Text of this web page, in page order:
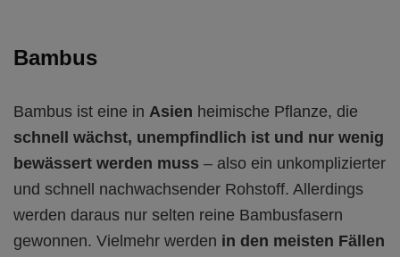
Bambus
Bambus ist eine in Asien heimische Pflanze, die
schnell wächst, unempfindlich ist und nur wenig
bewässert werden muss – also ein unkomplizierter
und schnell nachwachsender Rohstoff. Allerdings
werden daraus nur selten reine Bambusfasern
gewonnen. Vielmehr werden in den meisten Fällen